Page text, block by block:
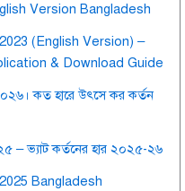
Version Bangladesh
(English Version) –
& Download Guide
কত হারে উৎসে কর কর্তন
– ভ্যাট কর্তনের হার ২০২৫-২৬
Bangladesh